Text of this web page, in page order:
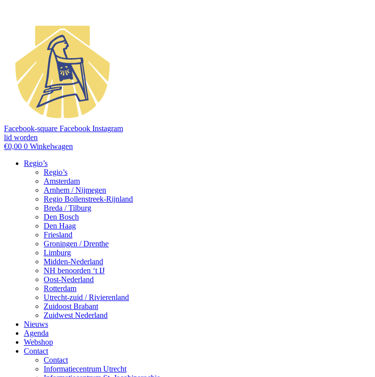
Facebook-square Facebook Instagram
lid worden
€0,00 0 Winkelwagen
Regio’s
Regio’s
Amsterdam
Arnhem / Nijmegen
Regio Bollenstreek-Rijnland
Breda / Tilburg
Den Bosch
Den Haag
Friesland
Groningen / Drenthe
Limburg
Midden-Nederland
NH benoorden ‘t IJ
Oost-Nederland
Rotterdam
Utrecht-zuid / Rivierenland
Zuidoost Brabant
Zuidwest Nederland
Nieuws
Agenda
Webshop
Contact
Contact
Informatiecentrum Utrecht